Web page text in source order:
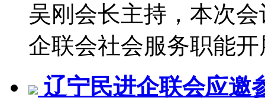
吴刚会长主持，本次
企联会社会服务职能
辽宁民进企联会应邀